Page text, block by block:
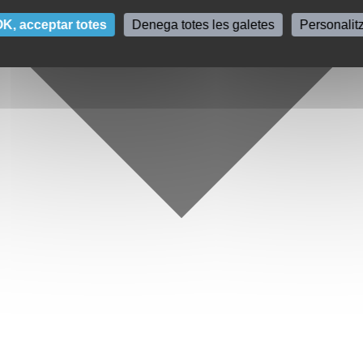
acceptar totes Denega totes les galetes